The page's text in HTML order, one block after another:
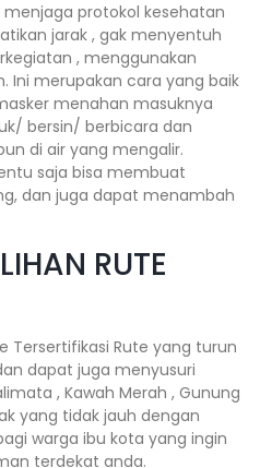
protokol kesehatan
jarak , gak menyentuh
, menggunakan
Ini merupakan cara yang baik
menahan masuknya
bersin/ berbicara dan
di air yang mengalir.
saja bisa membuat
dan juga dapat menambah
RUTE
Tersertifikasi Rute yang turun
dapat juga menyusuri
, Kawah Merah , Gunung
yang tidak jauh dengan
warga ibu kota yang ingin
terdekat anda.